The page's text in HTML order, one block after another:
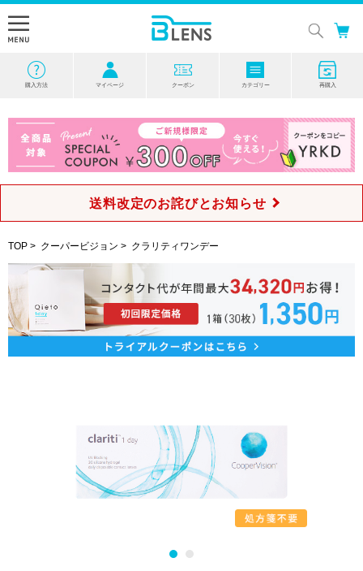
購入方法 マイページ クーポン カテゴリー 再購入
送料改定のお詫びとお知らせ
TOP > クーパービジョン > クラリティワンデー